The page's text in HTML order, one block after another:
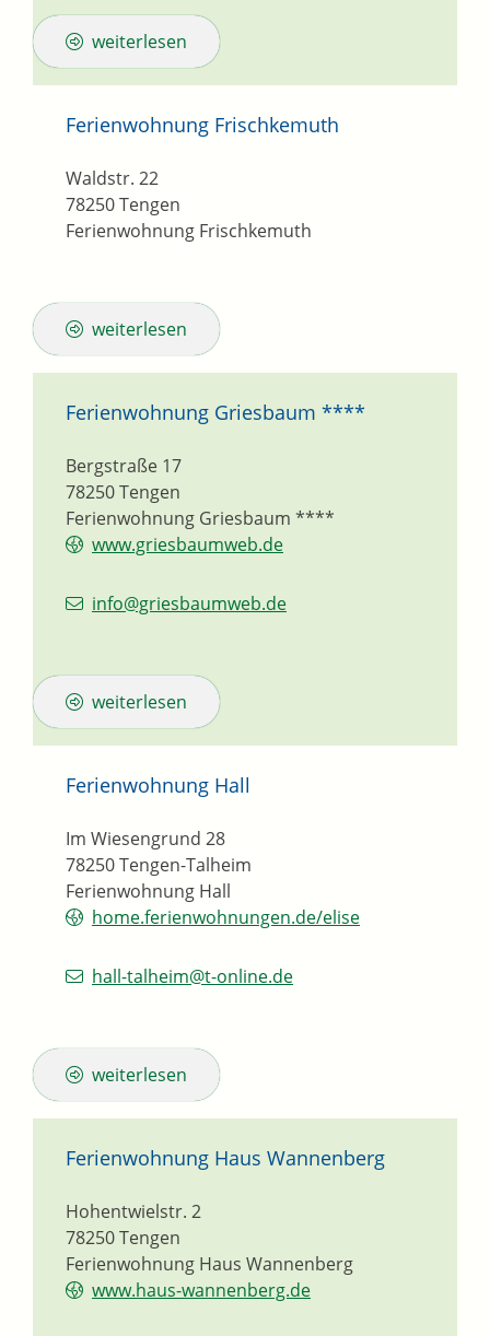
weiterlesen
Ferienwohnung Frischkemuth
Ferienwohnung Frischkemuth
Waldstr. 22
78250Tengen
weiterlesen
Ferienwohnung Griesbaum ****
Ferienwohnung Griesbaum ****
Bergstraße 17
78250Tengen
www.griesbaumweb.de
info@griesbaumweb.de
weiterlesen
Ferienwohnung Hall
Ferienwohnung Hall
Im Wiesengrund 28
78250Tengen-Talheim
home.ferienwohnungen.de/elise
hall-talheim@t-online.de
weiterlesen
Ferienwohnung Haus Wannenberg
Ferienwohnung Haus Wannenberg
Hohentwielstr. 2
78250Tengen
www.haus-wannenberg.de